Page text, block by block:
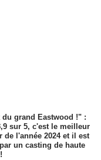
du grand Eastwood !" :
sur 5, c'est le meilleur
de l'année 2024 et il est
un casting de haute